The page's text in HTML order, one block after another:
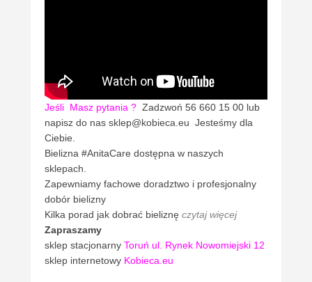
Jeśli Masz pytania ? Zadzwoń 56 660 15 00 lub
napisz do nas sklep@kobieca.eu Jesteśmy dla
Ciebie.
Bielizna #AnitaCare dostępna w naszych
sklepach.
Zapewniamy fachowe doradztwo i profesjonalny
dobór bielizny
Kilka porad jak dobrać bieliznę czytaj więcej
Zapraszamy
sklep stacjonarny Toruń ul. Rynek Nowomiejski 12
sklep internetowy Kobieca.eu